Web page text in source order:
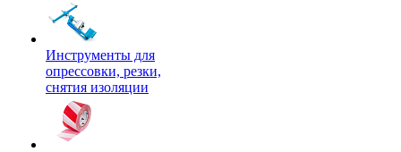
Инструменты для
опрессовки, резки,
снятия изоляции